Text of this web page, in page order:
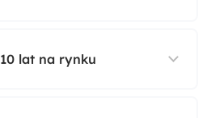
10 lat na rynku